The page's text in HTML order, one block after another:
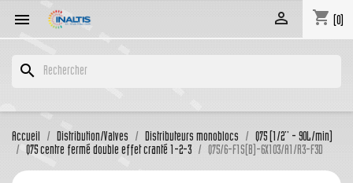
 shopping_cart (0)

search
Accueil Distribution/Valves Distributeurs monoblocs
Q75 (1/2'' - 90L/min)
Q75 centre fermé double effet cranté 1-2-3
Q75/6-F1S(B)-6X103/A1/R3-F3D